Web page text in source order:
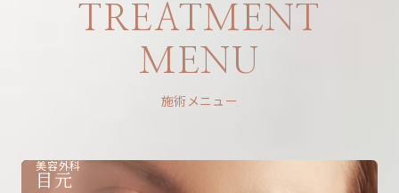
TREATMENT
MENU
施術メニュー
美容外科
目元